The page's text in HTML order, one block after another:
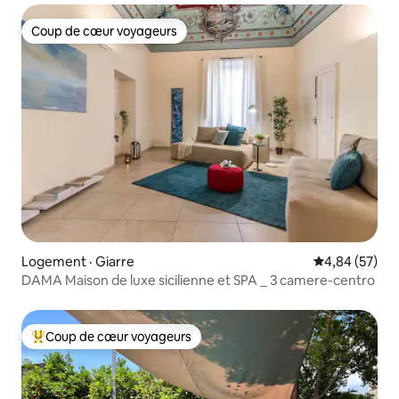
Coup de cœur voyageurs
Coup de cœur voyageurs
Logement · Giarre Note
4,84 (57)
DAMA Maison de luxe sicilienne et SPA _ 3 camere-centro
Coup de cœur voyageurs parmi les plus aimés
Coup de cœur voyageurs